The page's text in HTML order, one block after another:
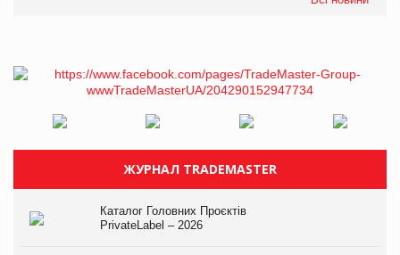
ЖУРНАЛ TRADEMASTER
Каталог Головних Проєктів
PrivateLabel – 2026